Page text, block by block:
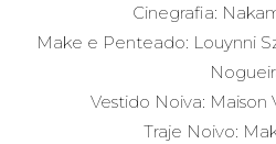
Cinegrafia:
Make e Penteado: Louynni
Vestido Noiva: Maison
Traje Noivo: